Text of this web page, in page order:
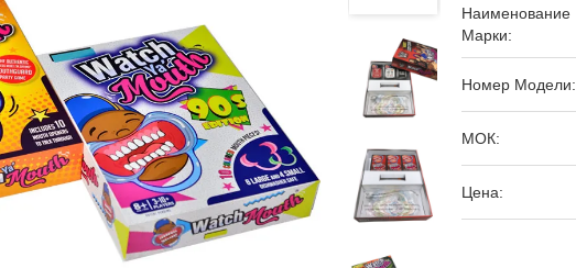
Наименование
Марки:
Номер Модели:
МОК:
Цена: